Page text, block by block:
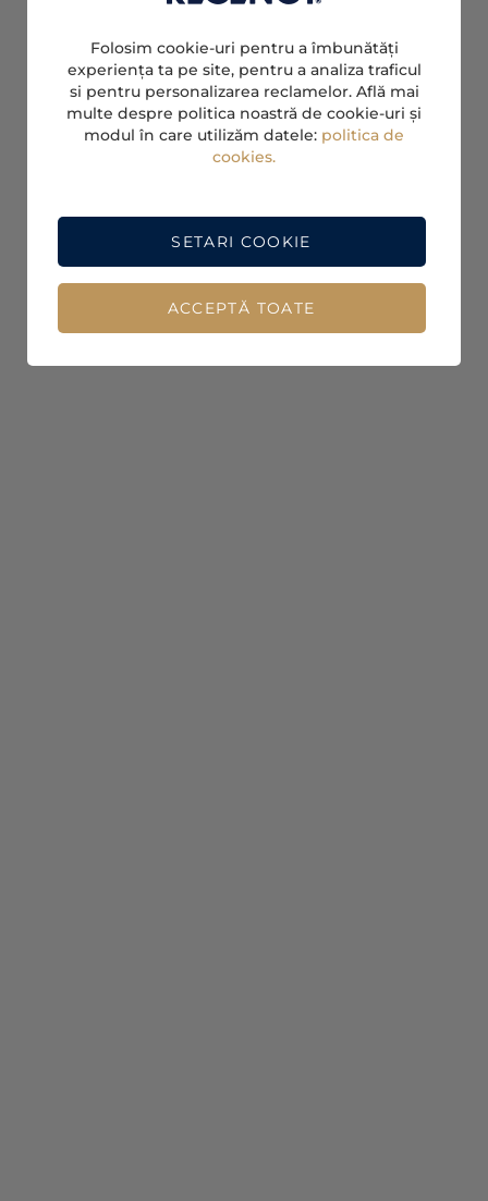
Folosim cookie-uri pentru a îmbunătăți
experiența ta pe site, pentru a analiza traficul
si pentru personalizarea reclamelor. Află mai
multe despre politica noastră de cookie-uri și
modul în care utilizăm datele: politica de
cookies.
ACCEPTĂ TOATE
SETARI COOKIE